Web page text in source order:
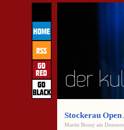
Stockerau
Martin Bruny am